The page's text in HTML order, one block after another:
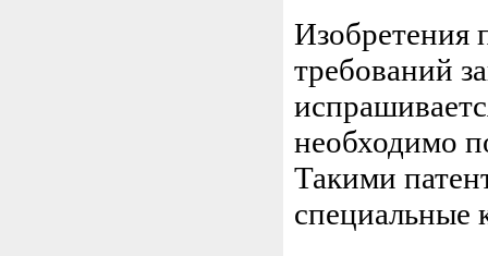
Изобретения
требований
необходимо
Такими
специальные